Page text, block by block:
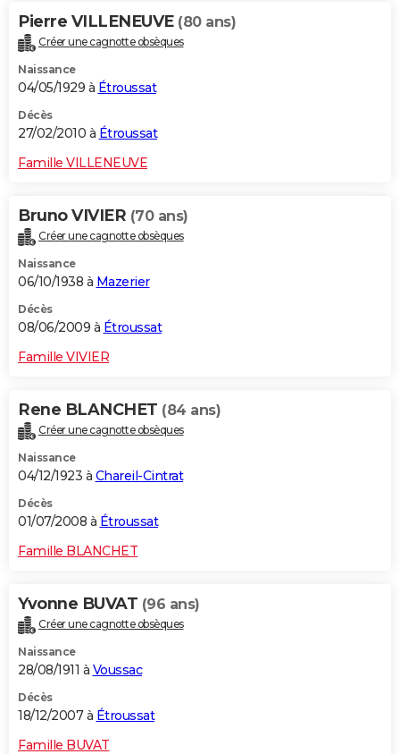
Pierre VILLENEUVE (80 ans)
Créer une cagnotte obsèques
Naissance
04/05/1929 à Étroussat
Décès
27/02/2010 à Étroussat
Famille VILLENEUVE
Bruno VIVIER (70 ans)
Créer une cagnotte obsèques
Naissance
06/10/1938 à Mazerier
Décès
08/06/2009 à Étroussat
Famille VIVIER
Rene BLANCHET (84 ans)
Créer une cagnotte obsèques
Naissance
04/12/1923 à Chareil-Cintrat
Décès
01/07/2008 à Étroussat
Famille BLANCHET
Yvonne BUVAT (96 ans)
Créer une cagnotte obsèques
Naissance
28/08/1911 à Voussac
Décès
18/12/2007 à Étroussat
Famille BUVAT